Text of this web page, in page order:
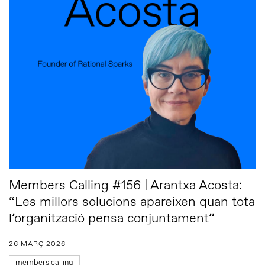
Members Calling #156 | Arantxa Acosta:
“Les millors solucions apareixen quan tota
l’organització pensa conjuntament”
26 MARÇ 2026
members calling